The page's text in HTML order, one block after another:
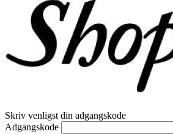
Skriv venligst din adgangskode
Adgangskode